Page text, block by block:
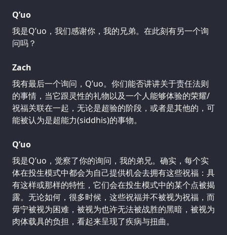
Q’uo
我是Q’uo，我们感谢你，我的兄弟。在此刻有另一个询
问吗？
Zach
我有最后一个询问，Q’uo。你们能否讲讲关于责任法则
的事情，当它跟灵性的礼物以及一个人能够体验的荣耀/
祝福关联在一起，无论是超验的阶段，或者是其他的，可
能被认为是超能力(siddhis)的事物。
Q’uo
我是Q’uo，觉察了你的询问，我的弟兄。确实，每个实
体在投生模式中都会为自己提供机会去拥有这些祝福：具
有这样或那样的特性，它们会在投生模式中的某个点被揭
露。无论如何，很多时候，这些祝福并不被视为祝福，而
毋宁被视为困难，被视为也许无法被战胜的黑暗，被视为
肉体载具的负担，看起来呈现了疾病与扭曲。